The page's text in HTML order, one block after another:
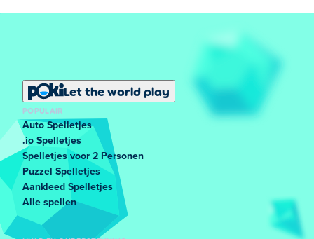
Let the world play
POPULAIR
Auto Spelletjes
.io Spelletjes
Spelletjes voor 2 Personen
Puzzel Spelletjes
Aankleed Spelletjes
Alle spellen